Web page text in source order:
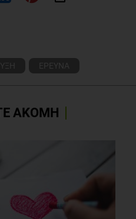
ΕΡΕΥΝΑ
ΑΚΟΜΗ